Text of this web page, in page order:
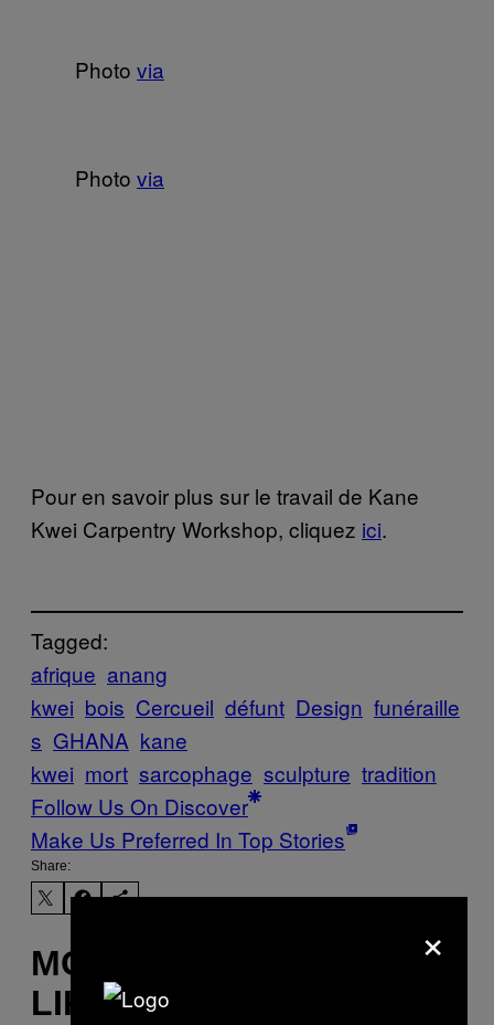
Photo via
Photo via
Pour en savoir plus sur le travail de Kane
Kwei Carpentry Workshop, cliquez ici.
Tagged:
afrique anang
kwei bois Cercueil défunt Design funéraille
s GHANA kane
kwei mort sarcophage sculpture tradition
Follow Us On Discover
Make Us Preferred In Top Stories
Share:
MORE
LIKE THIS
×